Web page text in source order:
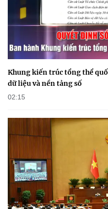
Khung kiến trúc tổng thể
dữ liệu và nền tảng số
02:15